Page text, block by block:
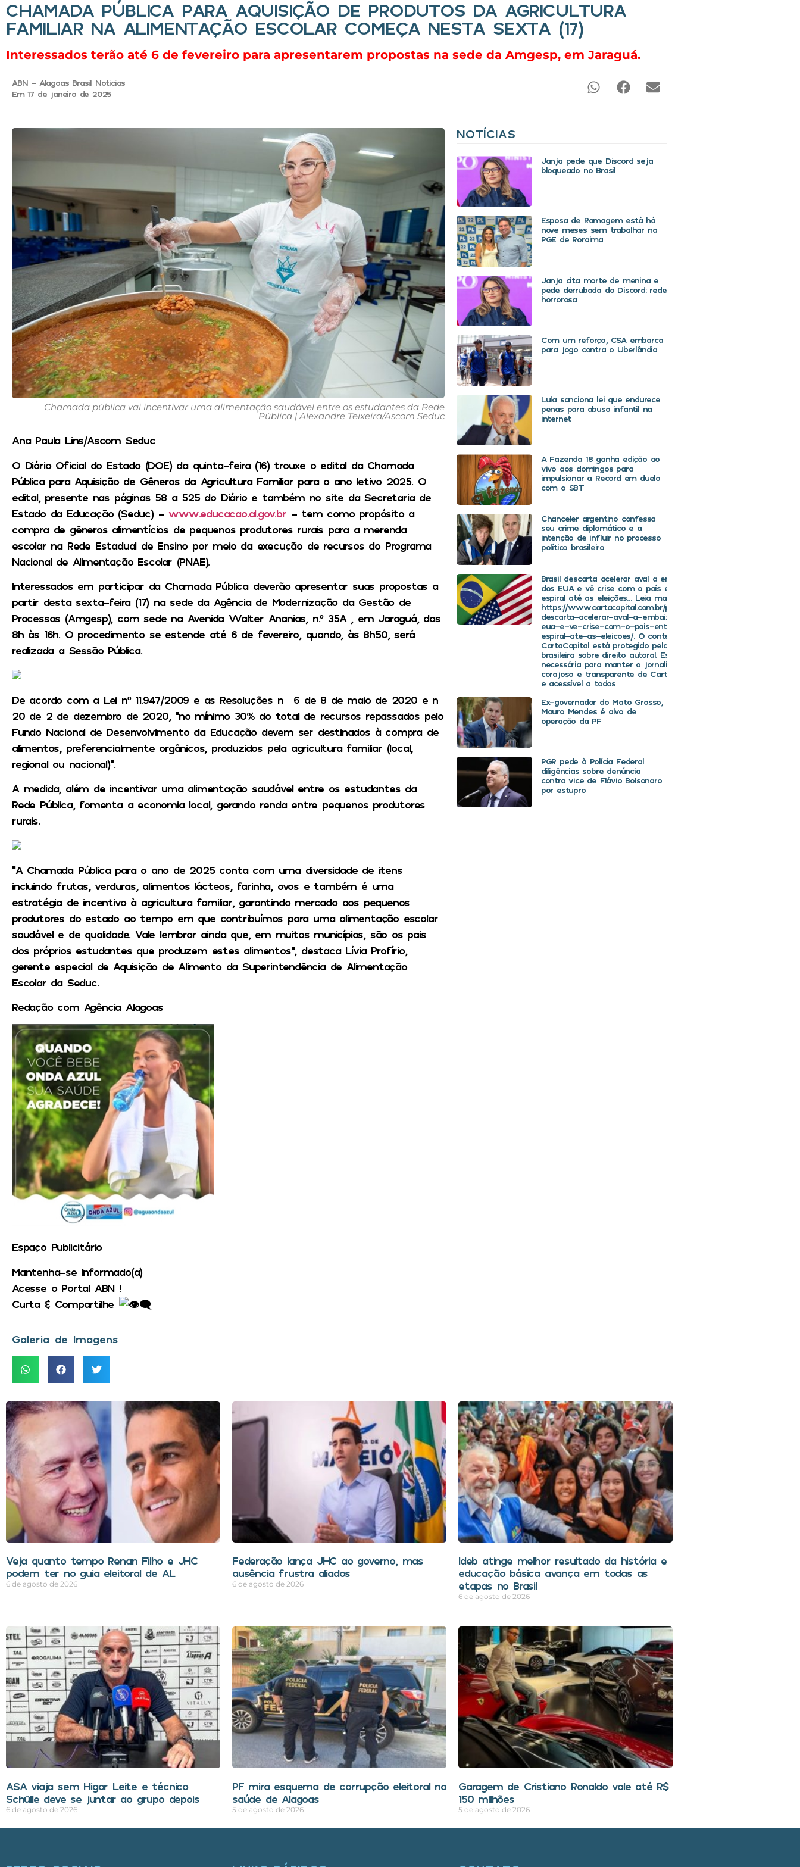
CHAMADA PÚBLICA PARA AQUISIÇÃO DE PRODUTOS DA AGRICULTURA
FAMILIAR NA ALIMENTAÇÃO ESCOLAR COMEÇA NESTA SEXTA (17)
Interessados terão até 6 de fevereiro para apresentarem propostas na sede da Amgesp, em Jaraguá.
ABN - Alagoas Brasil Noticias
Em 17 de janeiro de 2025
Chamada pública vai incentivar uma alimentação saudável entre os estudantes da Rede
Pública | Alexandre Teixeira/Ascom Seduc
Ana Paula Lins/Ascom Seduc
O Diário Oficial do Estado (DOE) da quinta-feira (16) trouxe o edital da Chamada
Pública para Aquisição de Gêneros da Agricultura Familiar para o ano letivo 2025. O
edital, presente nas páginas 58 a 525 do Diário e também no site da Secretaria de
Estado da Educação (Seduc) – www.educacao.al.gov.br– tem como propósito a
compra de gêneros alimentícios de pequenos produtores rurais para a merenda
escolar na Rede Estadual de Ensino por meio da execução de recursos do Programa
Nacional de Alimentação Escolar (PNAE).
Interessados em participar da Chamada Pública deverão apresentar suas propostas a
partir desta sexta-feira (17) na sede da Agência de Modernização da Gestão de
Processos (Amgesp), com sede na Avenida Walter Ananias, n.º 35A , em Jaraguá, das
8h às 16h. O procedimento se estende até 6 de fevereiro, quando, às 8h50, será
realizada a Sessão Pública.
De acordo com a Lei nº 11.947/2009 e as Resoluções n° 6 de 8 de maio de 2020 e n°
20 de 2 de dezembro de 2020, “no mínimo 30% do total de recursos repassados pelo
Fundo Nacional de Desenvolvimento da Educação devem ser destinados à compra de
alimentos, preferencialmente orgânicos, produzidos pela agricultura familiar (local,
regional ou nacional)”.
A medida, além de incentivar uma alimentação saudável entre os estudantes da
Rede Pública, fomenta a economia local, gerando renda entre pequenos produtores
rurais.
“A Chamada Pública para o ano de 2025 conta com uma diversidade de itens
incluindo frutas, verduras, alimentos lácteos, farinha, ovos e também é uma
estratégia de incentivo à agricultura familiar, garantindo mercado aos pequenos
produtores do estado ao tempo em que contribuímos para uma alimentação escolar
saudável e de qualidade. Vale lembrar ainda que, em muitos municípios, são os pais
dos próprios estudantes que produzem estes alimentos”, destaca Lívia Profírio,
gerente especial de Aquisição de Alimento da Superintendência de Alimentação
Escolar da Seduc.
Redação com Agência Alagoas
Espaço Publicitário
Mantenha-se Informado(a)
Acesse o Portal ABN !
Curta & Compartilhe
Galeria de Imagens
NOTÍCIAS
Janja pede que Discord seja
bloqueado no Brasil
Esposa de Ramagem está há
nove meses sem trabalhar na
PGE de Roraima
Janja cita morte de menina e
pede derrubada do Discord: rede
horrorosa
Com um reforço, CSA embarca
para jogo contra o Uberlândia
Lula sanciona lei que endurece
penas para abuso infantil na
internet
A Fazenda 18 ganha edição ao
vivo aos domingos para
impulsionar a Record em duelo
com o SBT
Chanceler argentino confessa
seu crime diplomático e a
intenção de influir no processo
político brasileiro
Brasil descarta acelerar aval a embaixador
dos EUA e vê crise com o país entrar em
espiral até as eleições… Leia mais em
https://www.cartacapital.com.br/politica/brasil-
descarta-acelerar-aval-a-embaixador-dos-
eua-e-ve-crise-com-o-pais-entrar-em-
espiral-ate-as-eleicoes/. O conteúdo de
CartaCapital está protegido pela legislação
brasileira sobre direito autoral. Essa defesa é
necessária para manter o jornalismo
corajoso e transparente de CartaCapital vivo
e acessível a todos
Ex-governador do Mato Grosso,
Mauro Mendes é alvo de
operação da PF
PGR pede à Polícia Federal
diligências sobre denúncia
contra vice de Flávio Bolsonaro
por estupro
Veja quanto tempo Renan Filho e JHC
podem ter no guia eleitoral de AL
6 de agosto de 2026
Federação lança JHC ao governo, mas
ausência frustra aliados
6 de agosto de 2026
Ideb atinge melhor resultado da história e
educação básica avança em todas as
etapas no Brasil
6 de agosto de 2026
ASA viaja sem Higor Leite e técnico
Schülle deve se juntar ao grupo depois
6 de agosto de 2026
PF mira esquema de corrupção eleitoral na
saúde de Alagoas
5 de agosto de 2026
Garagem de Cristiano Ronaldo vale até R$
150 milhões
5 de agosto de 2026